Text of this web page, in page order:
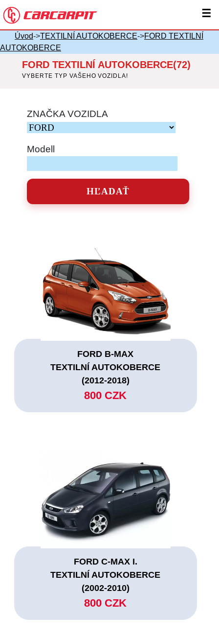
☰
Úvod->TEXTILNÍ AUTOKOBERCE->FORD TEXTILNÍ
AUTOKOBERCE
FORD TEXTILNÍ AUTOKOBERCE(72)
VYBERTE TYP VAŠEHO VOZIDLA!
ZNAČKA VOZIDLA
Modell
HĽADAŤ
FORD B-MAX
TEXTILNÍ AUTOKOBERCE
(2012-2018)
800 CZK
FORD C-MAX I.
TEXTILNÍ AUTOKOBERCE
(2002-2010)
800 CZK